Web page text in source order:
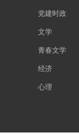
党建时政
文学
青春文学
经济
心理